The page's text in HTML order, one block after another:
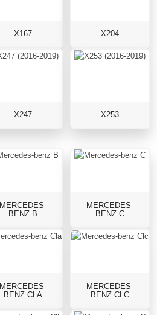
X167 X204
X247 X253
MERCEDES-
BENZ B
MERCEDES-
BENZ C
MERCEDES-
BENZ CLA
MERCEDES-
BENZ CLC